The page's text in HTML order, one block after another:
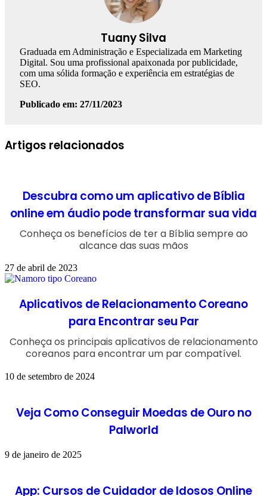
Tuany Silva
Graduada em Administração e Especializada em Marketing
Digital. Sou uma profissional apaixonada por publicidade,
com uma sólida formação e experiência em estratégias de
SEO.
Publicado em: 27/11/2023
Facebook
Linkedin
WhatsApp
Telegram
Artigos relacionados
Descubra como um aplicativo de Bíblia
online em áudio pode transformar sua vida
Conheça os benefícios de ter a Bíblia sempre ao
alcance das suas mãos
27 de abril de 2023
Aplicativos de Relacionamento Coreano
para Encontrar seu Par
Conheça os principais aplicativos de relacionamento
coreanos para encontrar um par compatível.
10 de setembro de 2024
Veja Como Conseguir Moedas de Ouro no
Palworld
9 de janeiro de 2025
App: Cursos de Cuidador de Idosos Online